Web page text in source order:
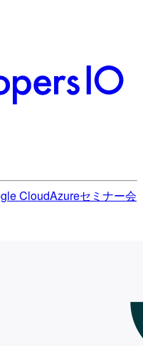
CloudAzureセミナー会